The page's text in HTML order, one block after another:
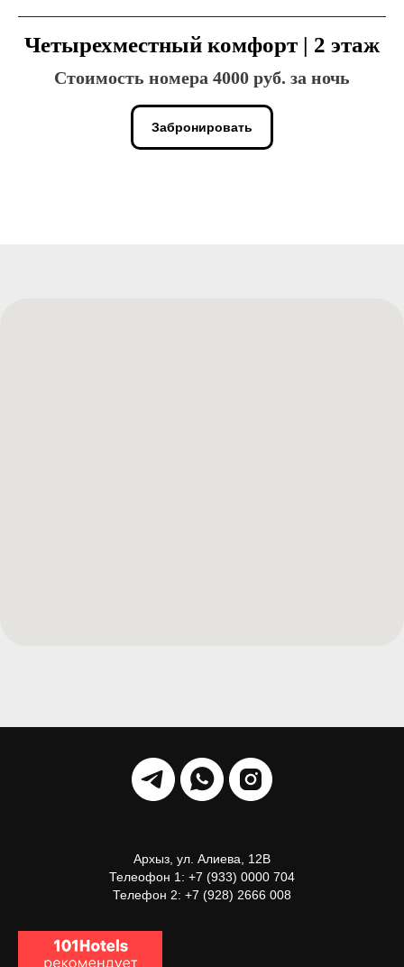
Четырехместный комфорт | 2 этаж
Стоимость номера 4000 руб. за ночь
Забронировать
Архыз, ул. Алиева, 12В
Телеофон 1: +7 (933) 0000 704
Телефон 2: +7 (928) 2666 008